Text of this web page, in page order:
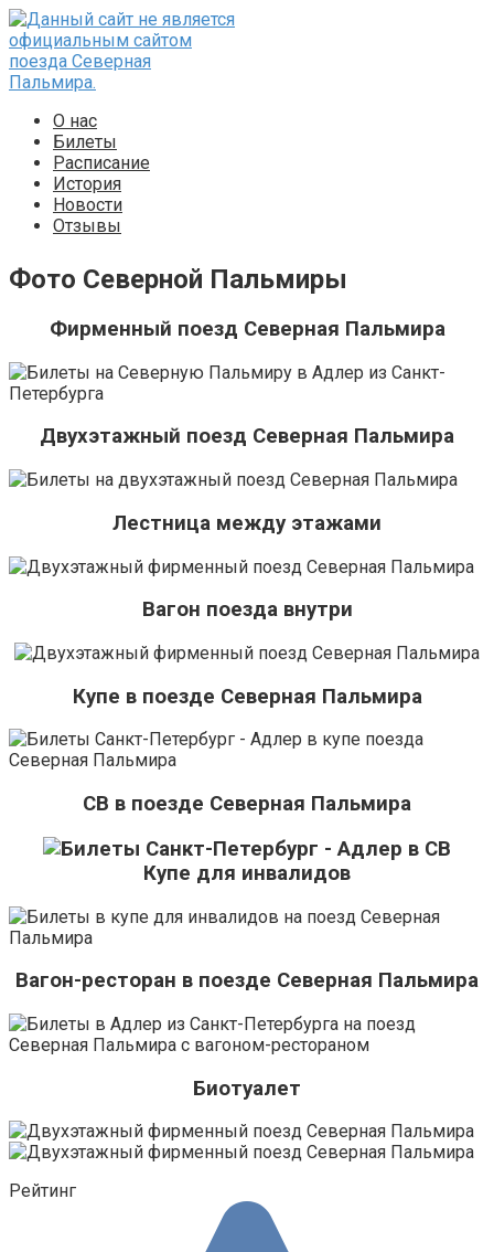
Перейти
к
контенту
О нас
Билеты
Расписание
История
Новости
Отзывы
Фото Северной Пальмиры
Фирменный поезд Северная Пальмира
Двухэтажный поезд Северная Пальмира
Лестница между этажами
Вагон поезда внутри
Купе в поезде Северная Пальмира
СВ в поезде Северная Пальмира
Купе для инвалидов
Вагон-ресторан в поезде Северная Пальмира
Биотуалет
Рейтинг